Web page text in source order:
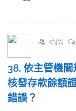
0討論
38. 依主管機
核發存款餘額
錯誤？